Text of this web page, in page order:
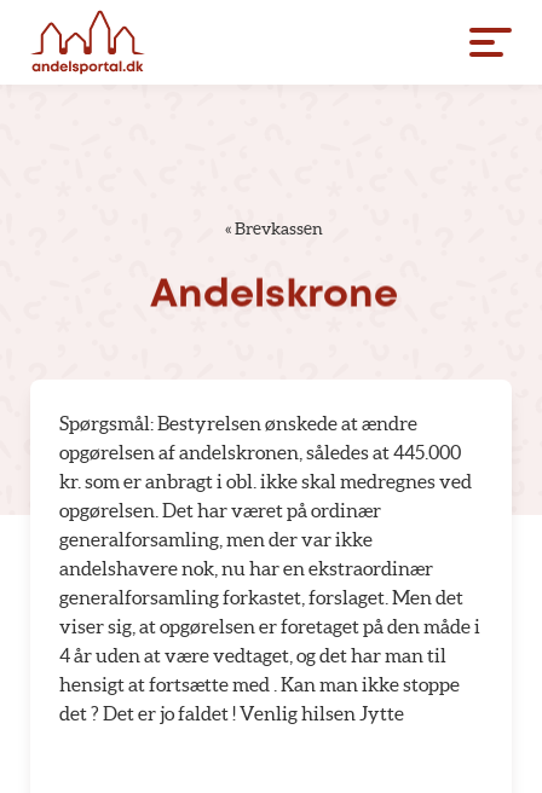
«Brevkassen
Andelskrone
Spørgsmål: Bestyrelsen ønskede at ændre
opgørelsen af andelskronen, således at 445.000
kr. som er anbragt i obl. ikke skal medregnes ved
opgørelsen. Det har været på ordinær
generalforsamling, men der var ikke
andelshavere nok, nu har en ekstraordinær
generalforsamling forkastet, forslaget. Men det
viser sig, at opgørelsen er foretaget på den måde i
4 år uden at være vedtaget, og det har man til
hensigt at fortsætte med . Kan man ikke stoppe
det ? Det er jo faldet ! Venlig hilsen Jytte